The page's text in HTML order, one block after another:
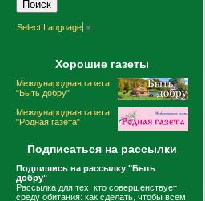
Select Language ▼
Хорошие газеты
Международная газета
"Быть добру"
Международная газета
"Родная газета"
Подписаться на рассылки
Подпишись на рассылку "Быть
добру"
Рассылка для тех, кто совершенствует
среду обитания: как сделать, чтобы всем